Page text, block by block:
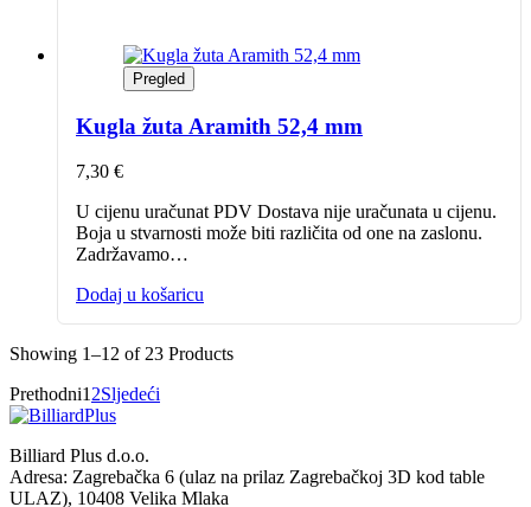
Pregled
Kugla žuta Aramith 52,4 mm
7,30 €
U cijenu uračunat PDV Dostava nije uračunata u cijenu.
Boja u stvarnosti može biti različita od one na zaslonu.
Zadržavamo…
Dodaj u košaricu
Showing 1–12 of 23 Products
Prethodni1 2Sljedeći
Billiard Plus d.o.o.
Adresa: Zagrebačka 6 (ulaz na prilaz Zagrebačkoj 3D kod table
ULAZ), 10408 Velika Mlaka